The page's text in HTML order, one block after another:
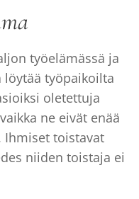
työelämässä ja
löytää työpaikoilta
oletettuja
ne eivät enää
Ihmiset toistavat
niiden toistaja ei